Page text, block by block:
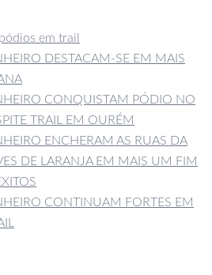
em trail
DESTACAM-SE EM MAIS
CONQUISTAM PÓDIO NO
TRAIL EM OURÉM
ENCHERAM AS RUAS DA
DE LARANJA EM MAIS UM FIM
CONTINUAM FORTES EM